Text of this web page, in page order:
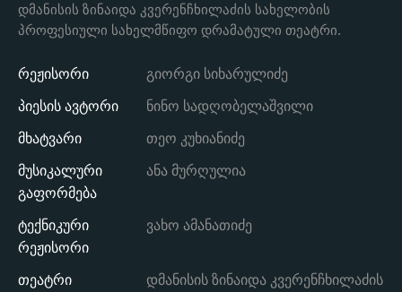
დმანისის ზინაიდა კვერენჩხილაძის სახელობის
პროფესიული სახელმწიფო დრამატული თეატრი.
რეჟისორი გიორგი სიხარულიძე
პიესის ავტორი ნინო სადღობელაშვილი
მხატვარი თეო კუხიანიძე
მუსიკალური
გაფორმება
ანა მურღულია
ტექნიკური
რეჟისორი
ვახო ამანათიძე
თეატრი
დმანისის ზინაიდა კვერენჩხილაძის